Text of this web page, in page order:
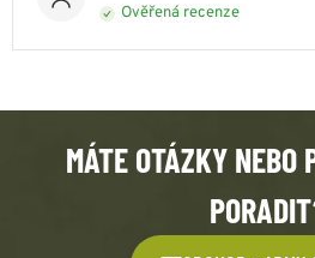
Ověřená recenze
MÁTE OTÁZKY NEBO